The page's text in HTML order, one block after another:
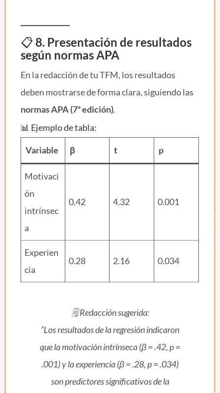
📋 8. Presentación de resultados
según normas APA
En la redacción de tu TFM, los resultados
deben mostrarse de forma clara, siguiendo las
normas APA (7ª edición).
📊 Ejemplo de tabla:
Variable β t p
Motivaci
ón
intrínsec
a
0.42 4.32 0.001
Experien
cia
0.28 2.16 0.034
🗒️Redacción sugerida:
“Los resultados de la regresión indicaron
que la motivación intrínseca (β = .42, p =
.001) y la experiencia (β = .28, p = .034)
son predictores significativos de la